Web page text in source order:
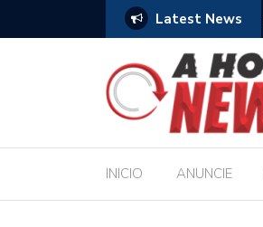
Latest News
escolares e sanciona jornada de 30 horas
INICIO ANUNCIE